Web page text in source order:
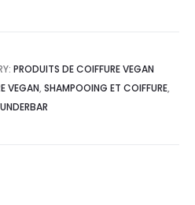
PRODUITS DE COIFFURE VEGAN
VEGAN, SHAMPOOING ET COIFFURE,